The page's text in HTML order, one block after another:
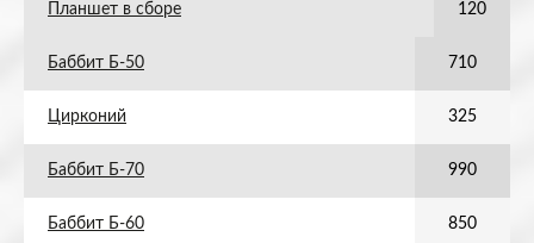
Планшет в сборе 120
Баббит Б-50 710
Цирконий 325
Баббит Б-70 990
Баббит Б-60 850